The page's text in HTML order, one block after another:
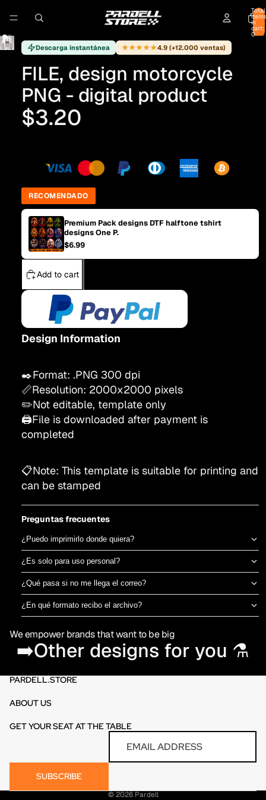
Total
items
in
cart:
0
Descarga instantánea ★★★★★4.9 (+12.000 ventas)
FILE, design motorcycle
PNG - digital product
$3.20
RECOMENDADO
Premium Pack designs DTF halftone tshirt
designs One P.
$6.99
Add to cart
Design Information
✒️Format: .PNG 300 dpi
📏Resolution: 2000x2000 pixels
✏️Not editable, template only
🖨️File is downloaded after payment is
completed
📋Note: This template is suitable for printing and
can be stamped
Preguntas frecuentes
¿Puedo imprimirlo donde quiera?
Sí, el archivo es tuyo para imprimir en el taller de DTF o sublimación
que prefieras. No estamos ligados a una imprenta específica.
¿Es solo para uso personal?
Puedes usarlo para camisetas propias o para vender productos
físicos ya impresos. No está permitido revender o redistribuir el
archivo digital en sí.
¿Qué pasa si no me llega el correo?
Revisa spam o promociones primero. Si aún así no aparece en 30
minutos, escríbenos por el chat de la tienda y te lo reenviamos al
¿En qué formato recibo el archivo?
directamente en DTF o sublimación.
We empower brands that want to be big
➡️Other designs for you ⚗️
PARDELL.STORE
ABOUT US
GET YOUR SEAT AT THE TABLE
SUBSCRIBE
© 2026 Pardell
Refund policy
Terms of service
Contact information